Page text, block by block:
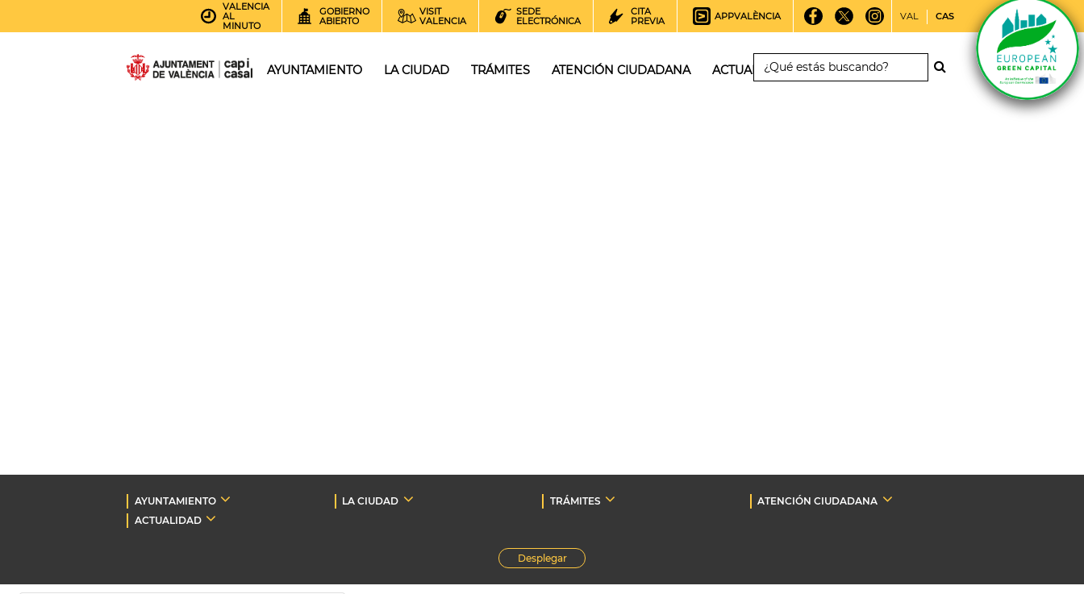
VALENCIA
AL
MINUTO
GOBIERNO
ABIERTO
VISIT
VALENCIA
SEDE
ELECTRÓNICA
CITA
PREVIA
APPVALÈNCIA VAL CAS
AYUNTAMIENTO LA CIUDAD TRÁMITES ATENCIÓN CIUDADANA ACTUALIDAD
AYUNTAMIENTO LA CIUDAD TRÁMITES
ATENCIÓN CIUDADANA
ACTUALIDAD
Desplegar